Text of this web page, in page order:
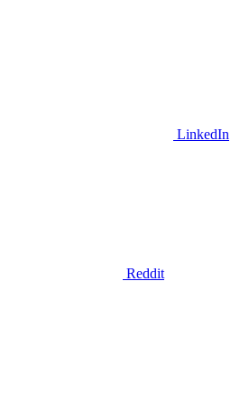
LinkedIn
Reddit